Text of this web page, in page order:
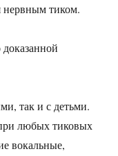
тиком.
так и с детьми.
любых тиковых
вокальные,